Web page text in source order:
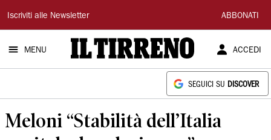
Il
Tirreno
Iscriviti alle Newsletter ABBONATI
MENU ACCEDI
SEGUICI SU DISCOVER
Meloni “Stabilità dell’Italia